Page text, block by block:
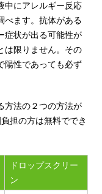
中にアレルギー反応
べます。抗体がある
症状が出る可能性が
は限りません。その
陽性であっても必ず
方法の２つの方法が
担の方は無料ででき
ドロップスクリー
ン